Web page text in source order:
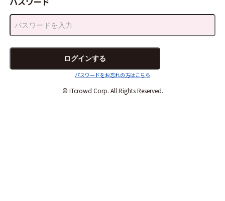
パスワードをお忘れの方はこちら
© ITcrowd Corp. All Rights Reserved.